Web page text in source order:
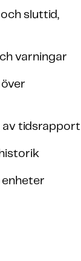
sluttid,
varningar
tidsrapport